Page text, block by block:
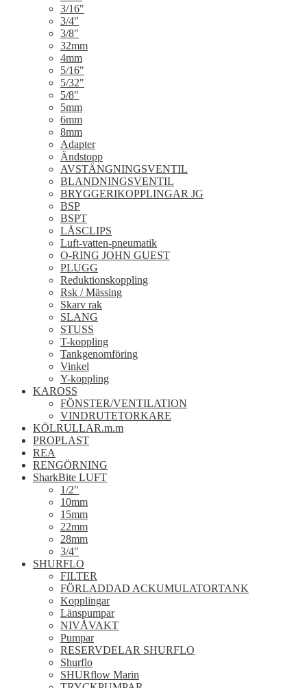
3/16"
3/4"
3/8"
32mm
4mm
5/16"
5/32"
5/8"
5mm
6mm
8mm
Adapter
Ändstopp
AVSTÄNGNINGSVENTIL
BLANDNINGSVENTIL
BRYGGERIKOPPLINGAR JG
BSP
BSPT
LÅSCLIPS
Luft-vatten-pneumatik
O-RING JOHN GUEST
PLUGG
Reduktionskoppling
Rsk / Mässing
Skarv rak
SLANG
STUSS
T-koppling
Tankgenomföring
Vinkel
Y-koppling
KAROSS
FÖNSTER/VENTILATION
VINDRUTETORKARE
KÖLRULLAR.m.m
PROPLAST
REA
RENGÖRNING
SharkBite LUFT
1/2"
10mm
15mm
22mm
28mm
3/4"
SHURFLO
FILTER
FÖRLADDAD ACKUMULATORTANK
Kopplingar
Länspumpar
NIVÅVAKT
Pumpar
RESERVDELAR SHURFLO
Shurflo
SHURflow Marin